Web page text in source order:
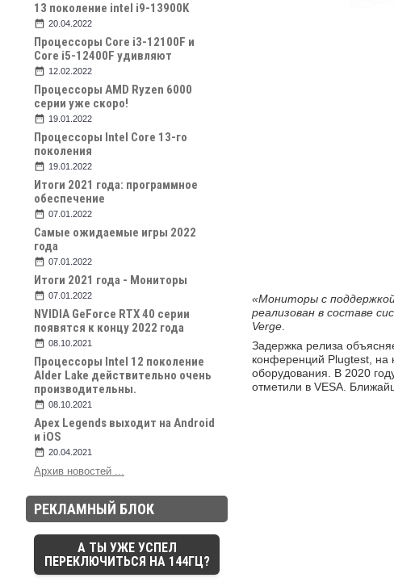
13 поколение intel i9-13900K
20.04.2022
Процессоры Core i3-12100F и
Core i5-12400F удивляют
12.02.2022
Процессоры AMD Ryzen 6000
серии уже скоро!
19.01.2022
Процессоры Intel Core 13-го
поколения
19.01.2022
Итоги 2021 года: программное
обеспечение
07.01.2022
Самые ожидаемые игры 2022
года
07.01.2022
Итоги 2021 года - Мониторы
07.01.2022
NVIDIA GeForce RTX 40 серии
появятся к концу 2022 года
08.10.2021
Процессоры Intel 12 поколение
Alder Lake действительно очень
производительны.
08.10.2021
Apex Legends выходит на Android
и iOS
20.04.2021
Архив новостей ...
РЕКЛАМНЫЙ БЛОК
А ТЫ УЖЕ УСПЕЛ
ПЕРЕКЛЮЧИТЬСЯ НА 144ГЦ?
«Мониторы с
реализован в составе
Verge
Задержка релиза
конференций Plugtest, на
оборудования. В 2020
отметили в VESA.